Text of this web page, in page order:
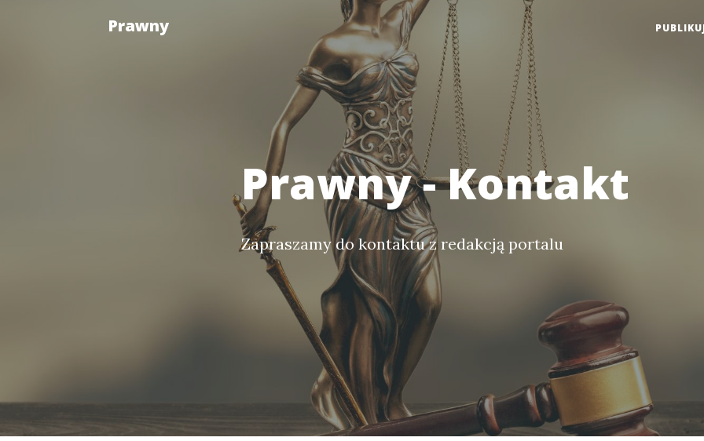
Prawny
Prawny - Kontakt
Zapraszamy do kontaktu z redakcją portalu